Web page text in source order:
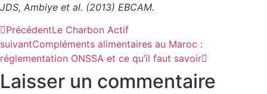
JDS, Ambiye et al. (2013) EBCAM.
PrécédentLe Charbon Actif
suivantCompléments alimentaires au Maroc :
réglementation ONSSA et ce qu’il faut savoir
Laisser un commentaire